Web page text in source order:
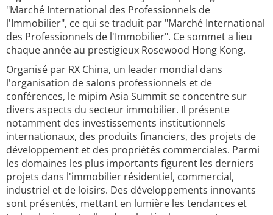
"Marché International des Professionnels de
l'Immobilier", ce qui se traduit par "Marché International
des Professionnels de l'Immobilier". Ce sommet a lieu
chaque année au prestigieux Rosewood Hong Kong.
Organisé par RX China, un leader mondial dans
l'organisation de salons professionnels et de
conférences, le mipim Asia Summit se concentre sur
divers aspects du secteur immobilier. Il présente
notamment des investissements institutionnels
internationaux, des produits financiers, des projets de
développement et des propriétés commerciales. Parmi
les domaines les plus importants figurent les derniers
projets dans l'immobilier résidentiel, commercial,
industriel et de loisirs. Des développements innovants
sont présentés, mettant en lumière les tendances et